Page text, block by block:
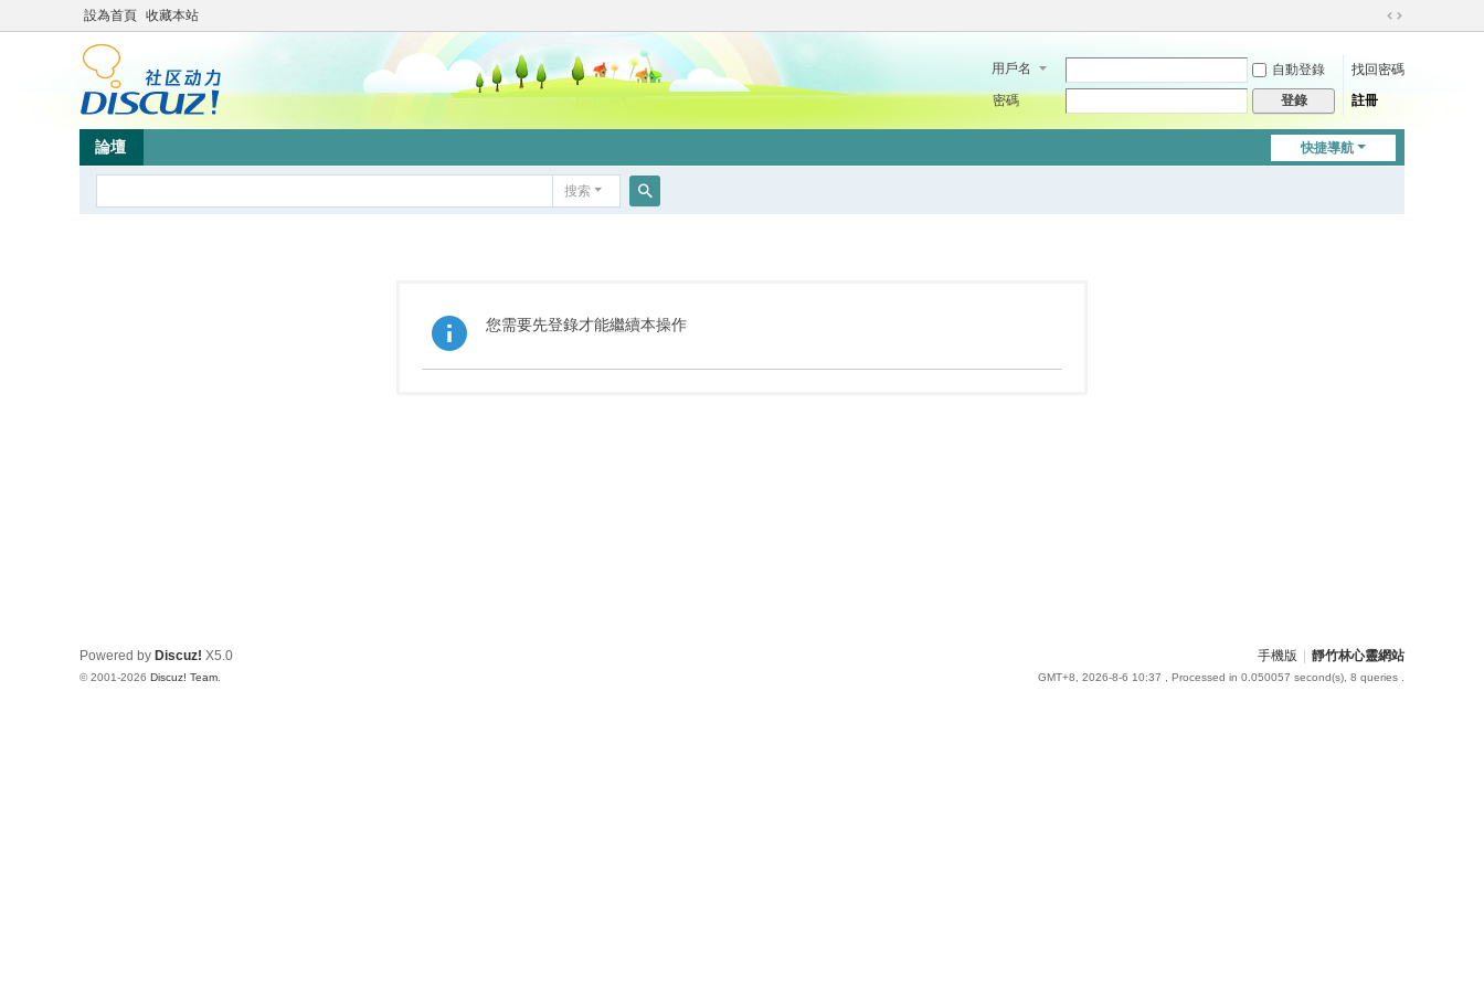
設為首頁 收藏本站
切
到
用戶名 自動登錄
找回密碼
密碼
登錄 註冊
快捷導航
論壇
搜索
您需要先登錄才能繼續本操作
手機版 靜竹林心靈網站
GMT+8, 2026-8-6 10:37 , Processed in 0.050057 second(s), 8 queries .
Powered by Discuz! X5.0
© 2001-2026 Discuz! Team